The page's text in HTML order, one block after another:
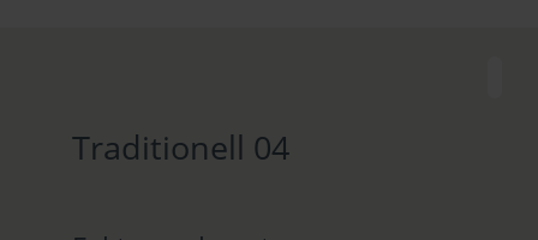
Traditionell 04